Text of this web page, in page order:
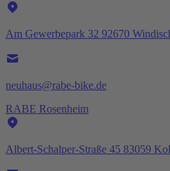
Am Gewerbepark 32 92670
neuhaus@rabe-bike.de
RABE Rosenheim
Albert-Schalper-Straße 45 83059